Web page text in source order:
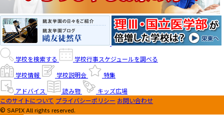
学校を検索する
学校行事スケジュールを調べる
学校情報
学校説明会
特集
アドバイス
読み物
キッズ広場
このサイトについて プライバシーポリシー お問い合わせ
© SAPIX All rights reserved.